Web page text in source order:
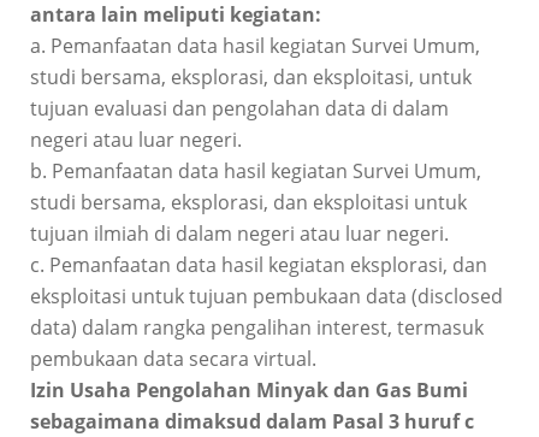
antara lain meliputi kegiatan:
a. Pemanfaatan data hasil kegiatan Survei Umum,
studi bersama, eksplorasi, dan eksploitasi, untuk
tujuan evaluasi dan pengolahan data di dalam
negeri atau luar negeri.
b. Pemanfaatan data hasil kegiatan Survei Umum,
studi bersama, eksplorasi, dan eksploitasi untuk
tujuan ilmiah di dalam negeri atau luar negeri.
c. Pemanfaatan data hasil kegiatan eksplorasi, dan
eksploitasi untuk tujuan pembukaan data (disclosed
data) dalam rangka pengalihan interest, termasuk
pembukaan data secara virtual.
Izin Usaha Pengolahan Minyak dan Gas Bumi
sebagaimana dimaksud dalam Pasal 3 huruf c